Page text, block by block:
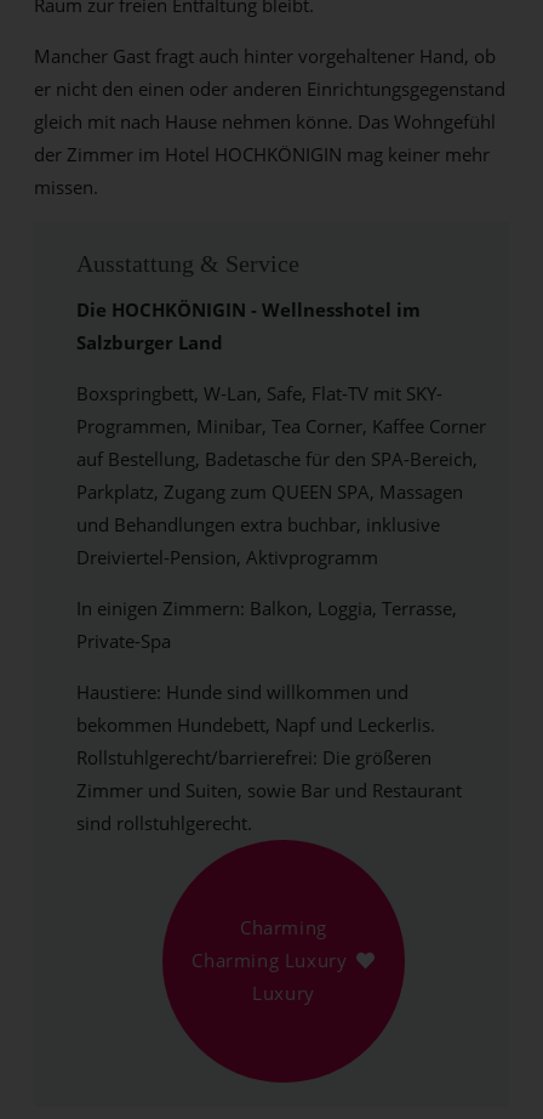
Mancher Gast fragt auch hinter vorgehaltener Hand, ob
er nicht den einen oder anderen Einrichtungsgegenstand
gleich mit nach Hause nehmen könne. Das Wohngefühl
der Zimmer im Hotel HOCHKÖNIGIN mag keiner mehr
missen.
Ausstattung & Service
Die HOCHKÖNIGIN - Wellnesshotel im
Salzburger Land
Boxspringbett, W-Lan, Safe, Flat-TV mit SKY-
Programmen, Minibar, Tea Corner, Kaffee Corner
auf Bestellung, Badetasche für den SPA-Bereich,
Parkplatz, Zugang zum QUEEN SPA, Massagen
und Behandlungen extra buchbar, inklusive
Dreiviertel-Pension, Aktivprogramm
In einigen Zimmern: Balkon, Loggia, Terrasse,
Private-Spa
Haustiere: Hunde sind willkommen und
bekommen Hundebett, Napf und Leckerlis.
Rollstuhlgerecht/barrierefrei: Die größeren
Zimmer und Suiten, sowie Bar und Restaurant
sind rollstuhlgerecht.
Charming
Charming Luxury
Luxury